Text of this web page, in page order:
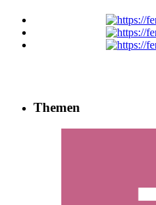
Themen